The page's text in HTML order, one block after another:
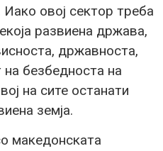
овој сектор треба
развиена држава,
државноста,
на безбедноста на
на сите останати
земја.
македонската